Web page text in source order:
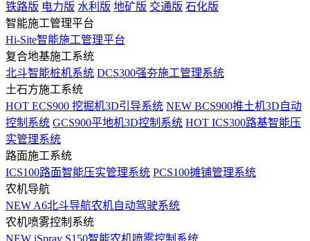
铁路版 电力版 水利版 地矿版 交通版 石化版
智能施工管理平台
Hi-Site智能施工管理平台
复合地基施工系统
北斗智能桩机系统 DCS300强夯施工管理系统
土石方施工系统
HOT ECS900 挖掘机3D引导系统 NEW BCS900推土机3D自动
控制系统 GCS900平地机3D控制系统 HOT ICS300路基智能压
实管理系统
路面施工系统
ICS100路面智能压实管理系统 PCS100摊铺管理系统
农机导航
NEW A6北斗导航农机自动驾驶系统
农机喷雾控制系统
NEW iSpray S150智能农机喷雾控制系统